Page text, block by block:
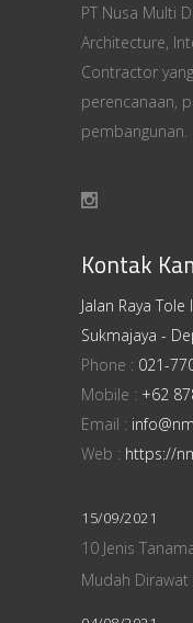
PT Nusa Multi
Architecture,
Contractor
perencanaan,
pembangunan.
Kontak
Jalan Raya
Sukmajaya -
Phone : 021-
Mobile : +62
Email :
Web : https://
15/09/2021
10 Jenis
Mudah Dirawat